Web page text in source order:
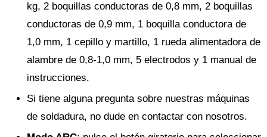
kg, 2 boquillas conductoras de 0,8 mm, 2 boquillas
conductoras de 0,9 mm, 1 boquilla conductora de
1,0 mm, 1 cepillo y martillo, 1 rueda alimentadora de
alambre de 0,8-1,0 mm, 5 electrodos y 1 manual de
instrucciones.
Si tiene alguna pregunta sobre nuestras máquinas
de soldadura, no dude en contactar con nosotros.